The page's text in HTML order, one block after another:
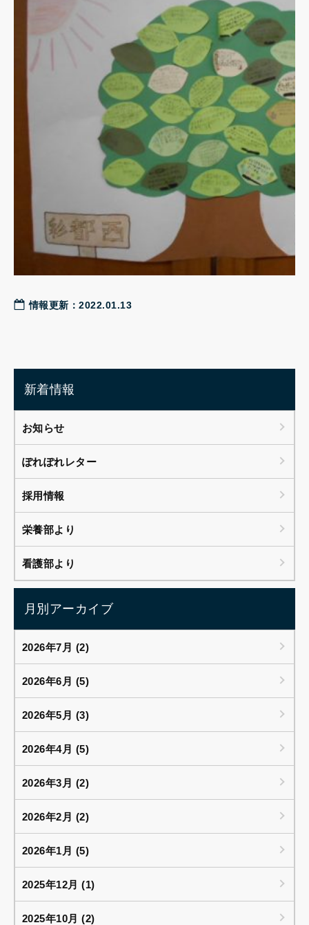
情報更新：2022.01.13
新着情報
お知らせ
ぽれぽれレター
採用情報
栄養部より
看護部より
月別アーカイブ
2026年7月 (2)
2026年6月 (5)
2026年5月 (3)
2026年4月 (5)
2026年3月 (2)
2026年2月 (2)
2026年1月 (5)
2025年12月 (1)
2025年10月 (2)